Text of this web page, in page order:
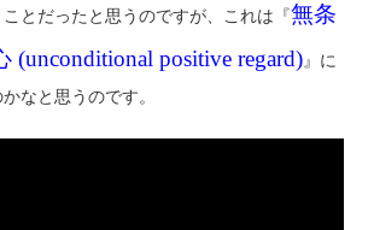
とだったと思うのですが、これは『無条
(unconditional positive regard)』に
なと思うのです。